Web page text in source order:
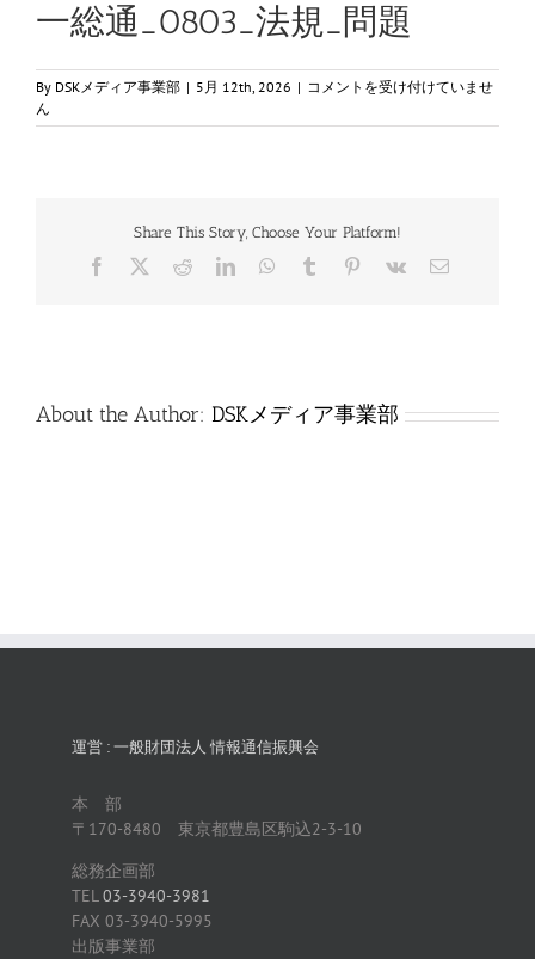
一総通_0803_法規_問題
By DSKメディア事業部 | 5月 12th, 2026 | 一
通
問
題
は
コメントを受け付けていませ
ん
Share This Story, Choose Your Platform!
Facebook RedditLinkedInWhatsApp
Tumblr Pinterest
Vk
電
About the Author: DSKメディア事業部
運営 : 一般財団法人 情報通信振興会
本 部
〒170-8480 東京都豊島区駒込2-3-10
総務企画部
TEL03-3940-3981
FAX 03-3940-5995
出版事業部